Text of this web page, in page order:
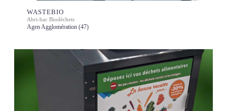
WASTEBIO
Abri-bac Biodéchets
Agen Agglomération (47)